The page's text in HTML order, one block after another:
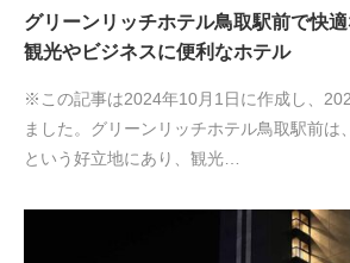
グリーンリッチホテル鳥取駅前で快
観光やビジネスに便利なホテル
※この記事は2024年10月1日に作成し、
ました。グリーンリッチホテル鳥取駅前は
という好立地にあり、観光…